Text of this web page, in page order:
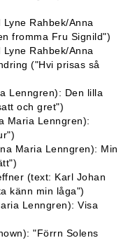
Rahbek/Anna
fromma Fru Signild")
Rahbek/Anna
("Hvi prisas så
Lenngren): Den lilla
och gret")
Maria Lenngren):
Maria Lenngren): Min
(text: Karl Johan
känn min låga")
Lenngren): Visa
"Förrn Solens